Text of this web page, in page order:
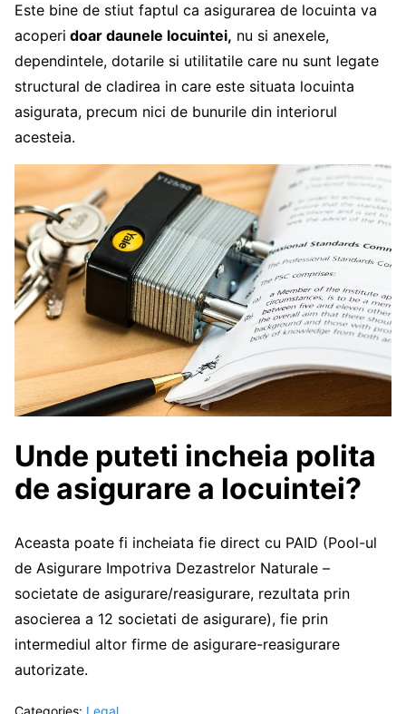
Este bine de stiut faptul ca asigurarea de locuinta va
acoperi doar daunele locuintei, nu si anexele,
dependintele, dotarile si utilitatile care nu sunt legate
structural de cladirea in care este situata locuinta
asigurata, precum nici de bunurile din interiorul
acesteia.
Unde puteti incheia polita
de asigurare a locuintei?
Aceasta poate fi incheiata fie direct cu PAID (Pool-ul
de Asigurare Impotriva Dezastrelor Naturale –
societate de asigurare/reasigurare, rezultata prin
asocierea a 12 societati de asigurare), fie prin
intermediul altor firme de asigurare-reasigurare
autorizate.
Categories: Legal